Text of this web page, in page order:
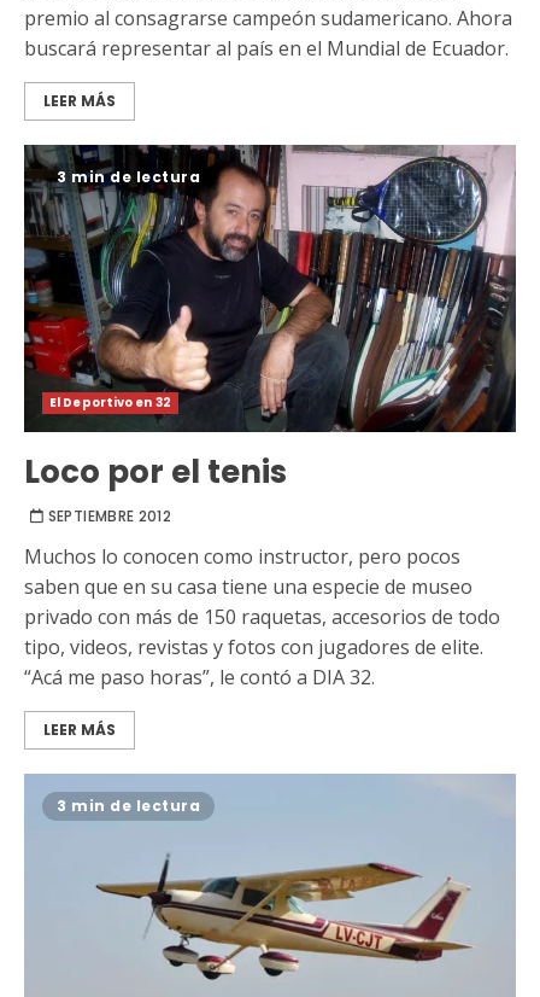
premio al consagrarse campeón sudamericano. Ahora
buscará representar al país en el Mundial de Ecuador.
LEER MÁS
3 min de lectura
El Deportivo en 32
Loco por el tenis
SEPTIEMBRE 2012
Muchos lo conocen como instructor, pero pocos
saben que en su casa tiene una especie de museo
privado con más de 150 raquetas, accesorios de todo
tipo, videos, revistas y fotos con jugadores de elite.
“Acá me paso horas”, le contó a DIA 32.
LEER MÁS
3 min de lectura